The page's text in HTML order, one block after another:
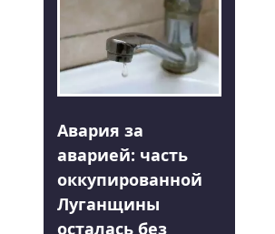
Авария за
аварией: часть
оккупированной
Луганщины
осталась без